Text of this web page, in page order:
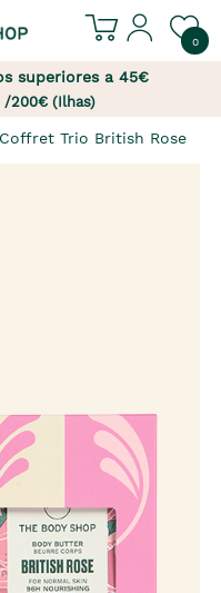
0
superiores a 45€
/200€ (Ilhas)
Coffret Trio British Rose